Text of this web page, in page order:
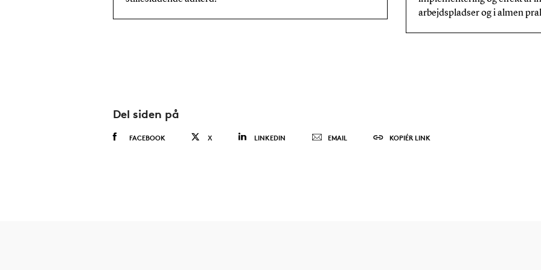
arbejdspladser og i almen
Del siden på
FACEBOOK X LINKEDIN EMAIL KOPIÉR LINK